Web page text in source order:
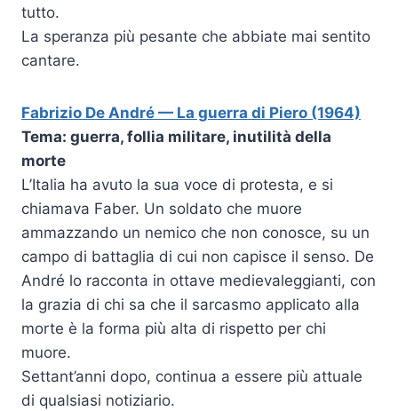
tutto.
La speranza più pesante che abbiate mai sentito
cantare.
Fabrizio De André — La guerra di Piero (1964)
Tema: guerra, follia militare, inutilità della
morte
L’Italia ha avuto la sua voce di protesta, e si
chiamava Faber. Un soldato che muore
ammazzando un nemico che non conosce, su un
campo di battaglia di cui non capisce il senso. De
André lo racconta in ottave medievaleggianti, con
la grazia di chi sa che il sarcasmo applicato alla
morte è la forma più alta di rispetto per chi
muore.
Settant’anni dopo, continua a essere più attuale
di qualsiasi notiziario.